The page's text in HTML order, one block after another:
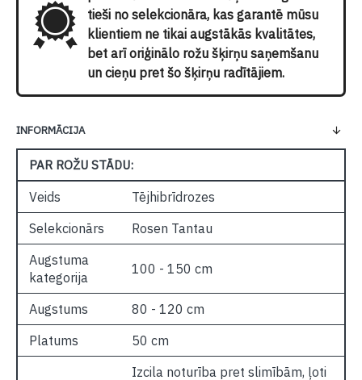
tieši no selekcionāra, kas garantē mūsu
klientiem ne tikai augstākās kvalitātes,
bet arī oriģinālo rožu šķirņu saņemšanu
un cieņu pret šo šķirņu radītājiem.
INFORMĀCIJA
PAR ROŽU STĀDU:
Veids
Tējhibrīdrozes
Selekcionārs
Rosen Tantau
Augstuma
kategorija
100 - 150 cm
Augstums
80 - 120 cm
Platums
50 cm
Izcila noturība pret slimībām, ļoti